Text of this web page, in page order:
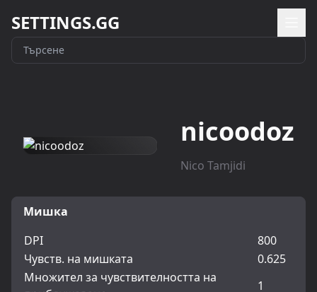
SETTINGS.GG
nicoodoz
Nico Tamjidi
Мишка
DPI
800
Чувств. на мишката
0.625
Множител за чувствителността на
1